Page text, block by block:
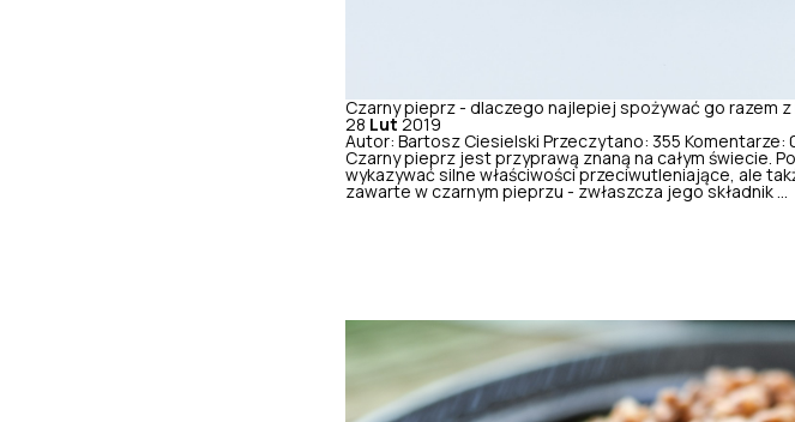
Czarny pieprz - dlaczego najlepiej spożywać go razem z
28 Lut 2019
Autor: Bartosz Ciesielski Przeczytano: 355 Komentarze:
Czarny pieprz jest przyprawą znaną na całym świecie.
wykazywać silne właściwości przeciwutleniające, ale
zawarte w czarnym pieprzu - zwłaszcza jego składnik ...